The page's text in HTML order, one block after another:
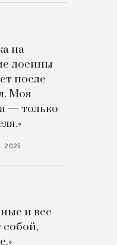
на
лосины
после
Моя
— только
2025
и все
собой,